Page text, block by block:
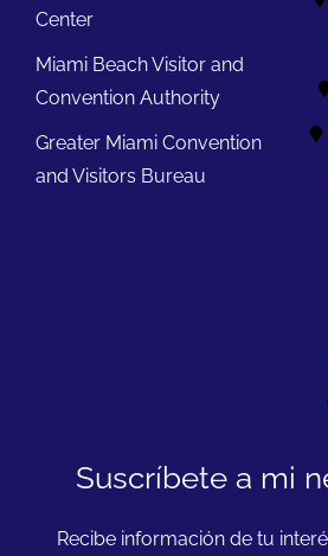
Center
Miami Beach Visitor and
Convention Authority
Greater Miami Convention
and Visitors Bureau
Suscríbete a mi
Recibe información de tu